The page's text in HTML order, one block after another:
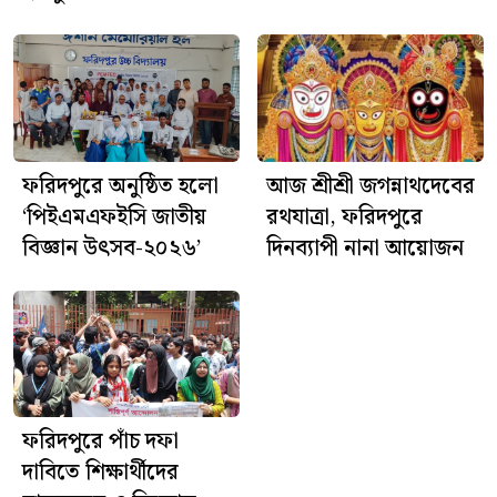
প্রক্রিয়াধীন রয়েছে।
ফরিদপুরে অনুষ্ঠিত হলো
‘পিইএমএফইসি জাতীয়
বিজ্ঞান উৎসব-২০২৬’
আজ শ্রীশ্রী জগন্নাথদেবের
রথযাত্রা, ফরিদপুরে
দিনব্যাপী নানা আয়োজন
ফরিদপুরে পাঁচ দফা
দাবিতে শিক্ষার্থীদের